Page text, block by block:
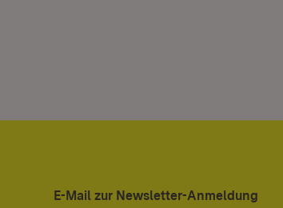
E-Mail zur Newsletter-Anmeldung